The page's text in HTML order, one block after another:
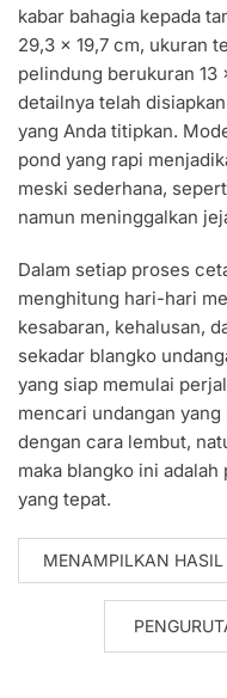
kabar bahagia kepada
29,3 × 19,7 cm, ukuran
pelindung berukuran 13
detailnya telah
yang Anda titipkan.
pond yang rapi
meski sederhana,
namun meninggalkan
Dalam setiap proses
menghitung hari-hari
kesabaran, kehalusan,
sekadar blangko
yang siap memulai
mencari undangan
dengan cara lembut,
maka blangko ini
yang tepat.
MENAMPILKAN HASIL